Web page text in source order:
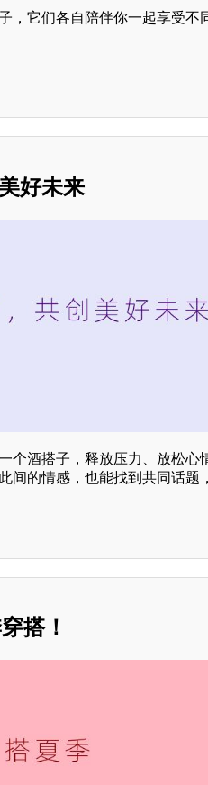
，它们各自陪伴你一起享受不
好未来
个酒搭子，释放压力、放松心
间的情感，也能找到共同话题
搭！